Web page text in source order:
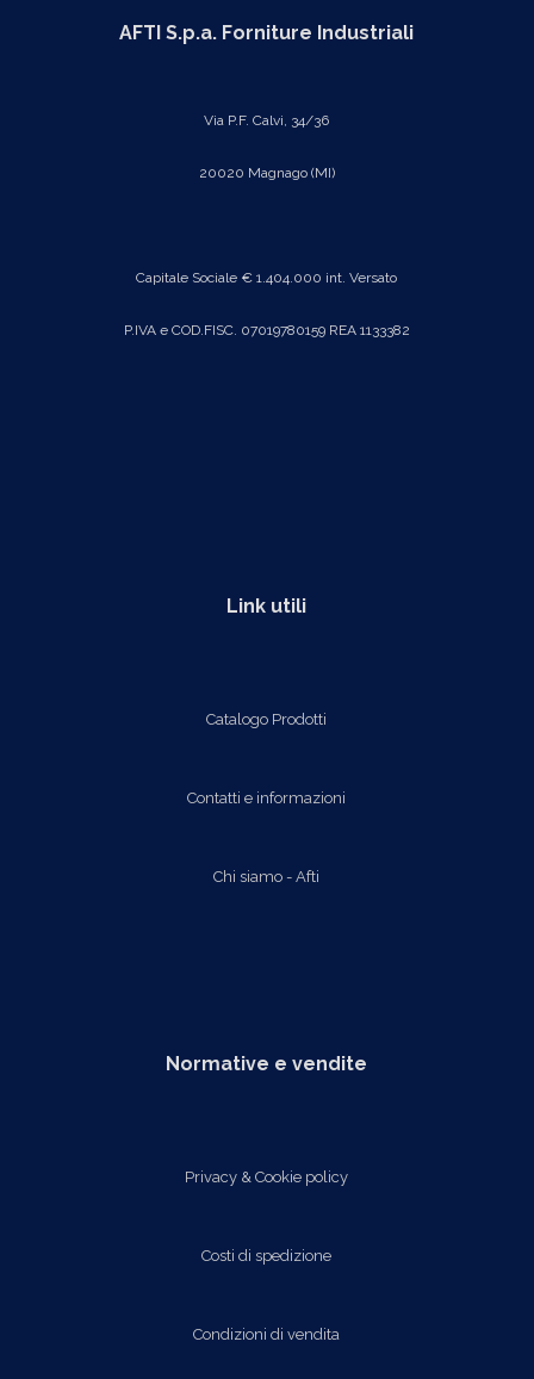
AFTI S.p.a. Forniture Industriali
Via P.F. Calvi, 34/36
20020 Magnago (MI)
Capitale Sociale € 1.404.000 int. Versato
P.IVA e COD.FISC. 07019780159 REA 1133382
Link utili
Catalogo Prodotti
Contatti e informazioni
Chi siamo - Afti
Normative e vendite
Privacy & Cookie policy
Costi di spedizione
Condizioni di vendita